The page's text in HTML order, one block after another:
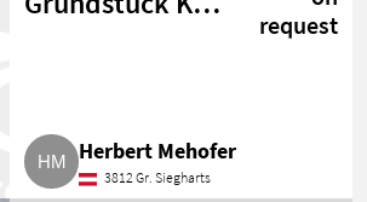
request
Herbert Mehofer
3812 Gr. Siegharts